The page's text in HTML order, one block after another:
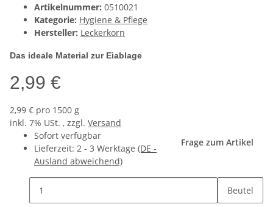
Artikelnummer: 0510021
Kategorie: Hygiene & Pflege
Hersteller: Leckerkorn
Das ideale Material zur Eiablage
2,99 €
2,99 € pro 1500 g
inkl. 7% USt. , zzgl. Versand
Sofort verfügbar
Lieferzeit: 2 - 3 Werktage (DE -
Ausland abweichend)
Frage zum Artikel
Beutel